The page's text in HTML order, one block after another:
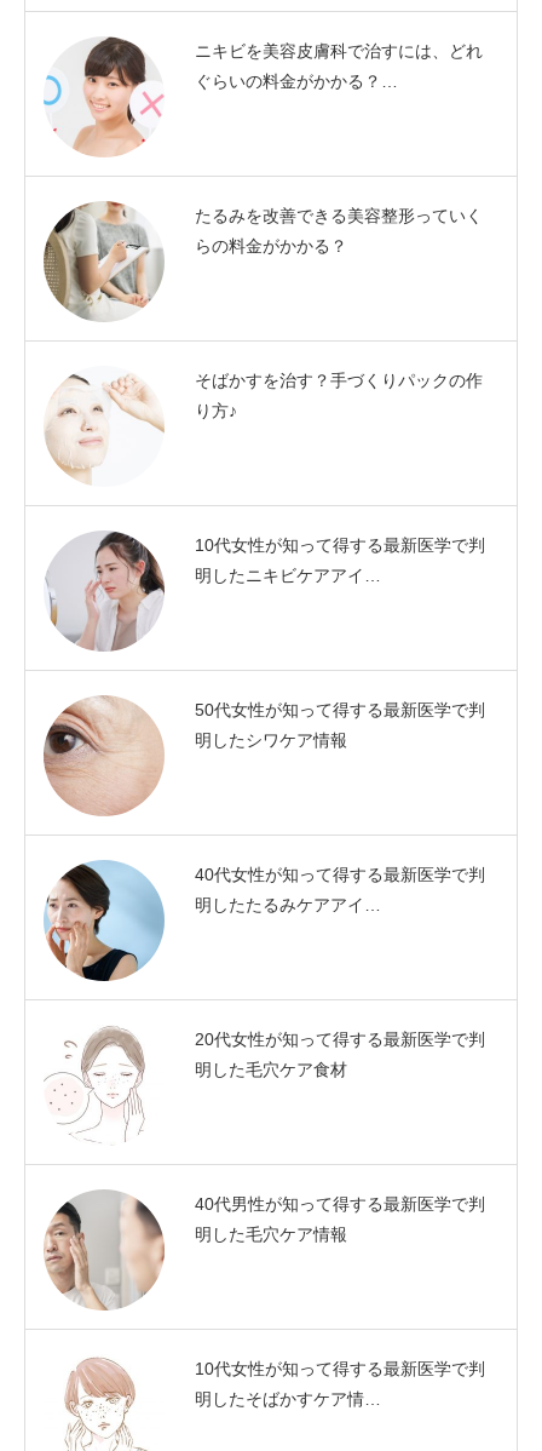
ニキビを美容皮膚科で治すには、どれ
ぐらいの料金がかかる？…
たるみを改善できる美容整形っていく
らの料金がかかる？
そばかすを治す？手づくりパックの作
り方♪
10代女性が知って得する最新医学で判
明したニキビケアアイ…
50代女性が知って得する最新医学で判
明したシワケア情報
40代女性が知って得する最新医学で判
明したたるみケアアイ…
20代女性が知って得する最新医学で判
明した毛穴ケア食材
40代男性が知って得する最新医学で判
明した毛穴ケア情報
10代女性が知って得する最新医学で判
明したそばかすケア情…